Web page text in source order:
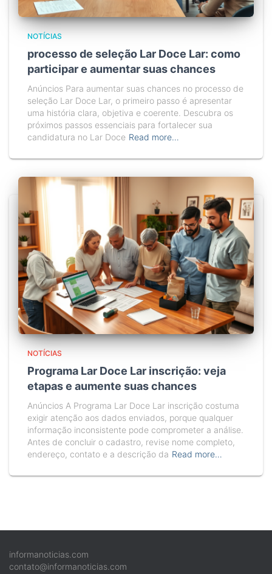
NOTÍCIAS
processo de seleção Lar Doce Lar: como
participar e aumentar suas chances
Anúncios Para aumentar suas chances no processo de
seleção Lar Doce Lar, o primeiro passo é apresentar
uma história clara, objetiva e coerente. Descubra os
próximos passos essenciais para fortalecer sua
candidatura no Lar Doce Read more…
NOTÍCIAS
Programa Lar Doce Lar inscrição: veja
etapas e aumente suas chances
Anúncios A Programa Lar Doce Lar inscrição costuma
exigir atenção aos dados enviados, porque qualquer
informação inconsistente pode comprometer a análise.
Antes de concluir o cadastro, revise nome completo,
endereço, contato e a descrição da Read more…
informanoticias.com
contato@informanoticias.com